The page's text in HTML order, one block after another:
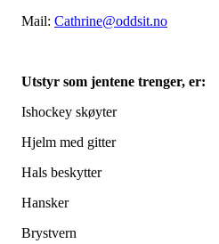
Mail: Cathrine@oddsit.no
Utstyr som jentene trenger, er:
Ishockey skøyter
Hjelm med gitter
Hals beskytter
Hansker
Brystvern